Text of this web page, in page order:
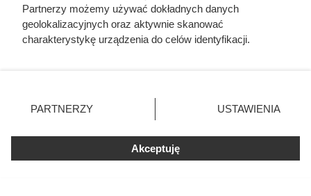
Doprowadził do śmierci większej
liczby ludzi niż Hitler i Stalin
razem wzięci. Mimo to czczą go
Partnerzy możemy używać dokładnych danych
geolokalizacyjnych oraz aktywnie skanować
charakterystykę urządzenia do celów identyfikacji.
zmienić/wycofać klikając przycisk ustawień prywatności
znajdujący się w lewym dolnym rogu strony. Niektóre
użytkownika, ale masz prawo sprzeciwić się takiemu
przetwarzaniu. Preferencje będą miały zastosowania tylko
PARTNERZY USTAWIENIA
Akceptuję